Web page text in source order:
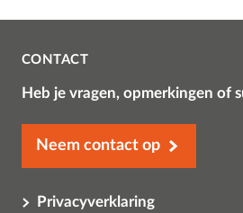
CONTACT
Heb je vragen, opmerkingen of
Neem contact op
Privacyverklaring